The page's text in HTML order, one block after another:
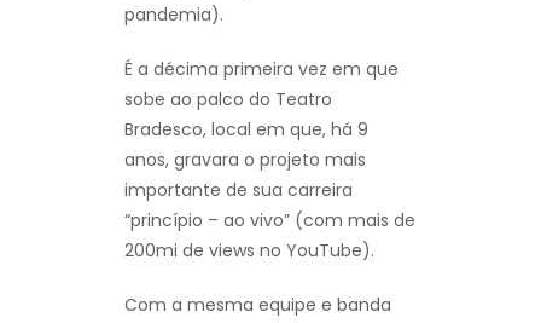
pandemia).
É a décima primeira vez em que
sobe ao palco do Teatro
Bradesco, local em que, há 9
anos, gravara o projeto mais
importante de sua carreira
“princípio – ao vivo” (com mais de
200mi de views no YouTube).
Com a mesma equipe e banda